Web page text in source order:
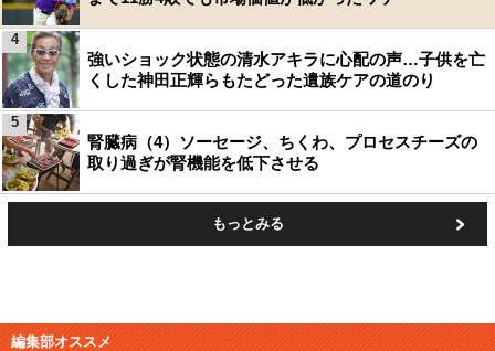
強いショック状態の清水アキラに心配の声…子供を亡
くした神田正輝らもたどった遺族ケアの道のり
4
腎臓病（4）ソーセージ、ちくわ、プロセスチーズの
取り過ぎが腎機能を低下させる
5
もっとみる
編集部オススメ